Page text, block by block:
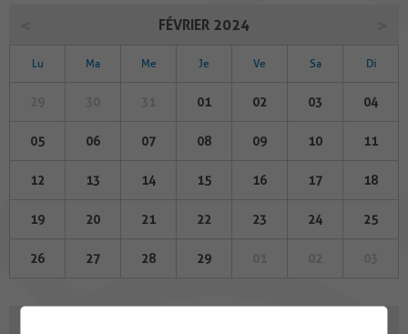
FÉVRIER 2024
Lu Ma Me Je Ve Sa Di
01 02 03 04
05 06 07 08 09 10 11
12 13 14 15 16 17 18
19 20 21 22 23 24 25
26 27 28 29